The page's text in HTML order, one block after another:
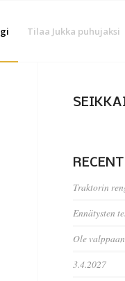
Tilaa Jukka puhujaksi
Traktorin
Ennätysten
Ole
3.4.2027